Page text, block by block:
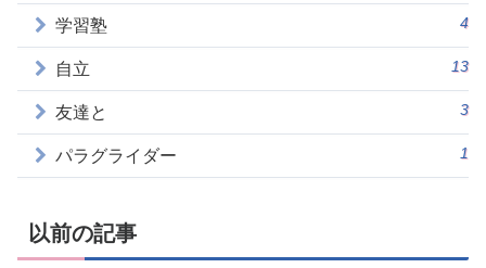
学習塾 4
自立 13
友達と 3
パラグライダー 1
以前の記事